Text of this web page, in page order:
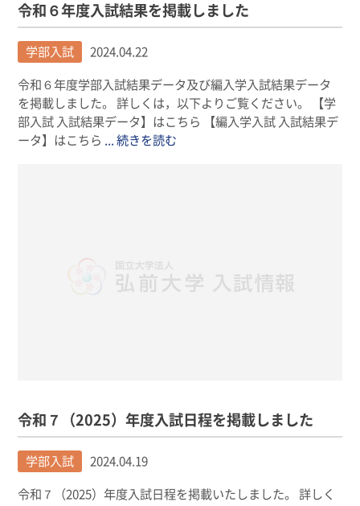
令和６年度入試結果を掲載しました
学部入試 2024.04.22
令和６年度学部入試結果データ及び編入学入試結果データ
を掲載しました。 詳しくは，以下よりご覧ください。 【学
部入試 入試結果データ】はこちら 【編入学入試 入試結果デ
ータ】はこちら ... 続きを読む
令和７（2025）年度入試日程を掲載しました
学部入試 2024.04.19
令和７（2025）年度入試日程を掲載いたしました。 詳しく